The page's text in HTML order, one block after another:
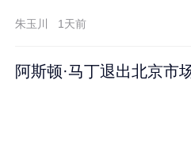
朱玉川 1天前
阿斯顿·马丁退出北京市